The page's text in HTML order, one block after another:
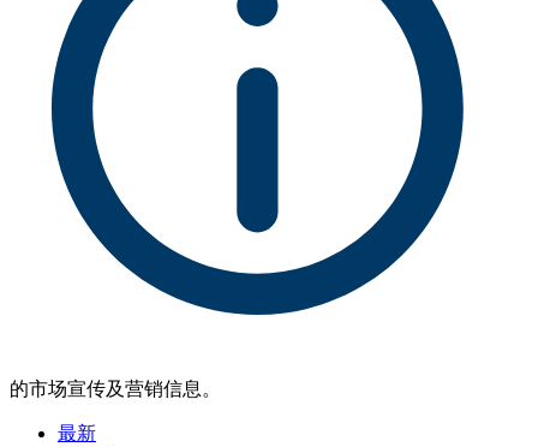
的市场宣传及营销信息。
最新